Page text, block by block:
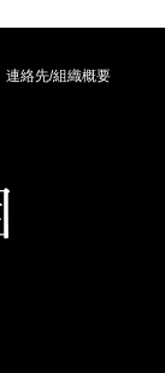
連絡先/組織概要